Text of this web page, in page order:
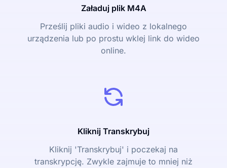
Załaduj plik M4A
Prześlij pliki audio i wideo z lokalnego
urządzenia lub po prostu wklej link do wideo
online.
Kliknij Transkrybuj
Kliknij 'Transkrybuj' i poczekaj na
transkrypcję. Zwykle zajmuje to mniej niż